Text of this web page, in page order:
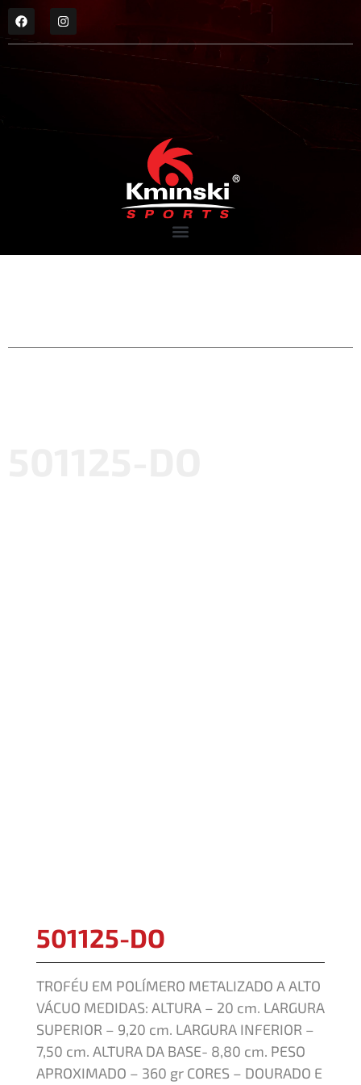
501125-DO
TROFÉU EM POLÍMERO METALIZADO A ALTO
VÁCUO MEDIDAS: ALTURA – 20 cm. LARGURA
SUPERIOR – 9,20 cm. LARGURA INFERIOR –
7,50 cm. ALTURA DA BASE- 8,80 cm. PESO
APROXIMADO – 360 gr CORES – DOURADO E